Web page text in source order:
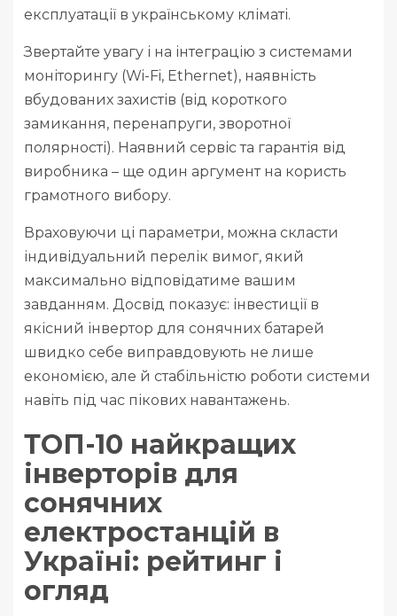
експлуатації в українському кліматі.
Звертайте увагу і на інтеграцію з системами
моніторингу (Wi-Fi, Ethernet), наявність
вбудованих захистів (від короткого
замикання, перенапруги, зворотної
полярності). Наявний сервіс та гарантія від
виробника – ще один аргумент на користь
грамотного вибору.
Враховуючи ці параметри, можна скласти
індивідуальний перелік вимог, який
максимально відповідатиме вашим
завданням. Досвід показує: інвестиції в
якісний інвертор для сонячних батарей
швидко себе виправдовують не лише
економією, але й стабільністю роботи системи
навіть під час пікових навантажень.
ТОП-10 найкращих
інверторів для
сонячних
електростанцій в
Україні: рейтинг і
огляд